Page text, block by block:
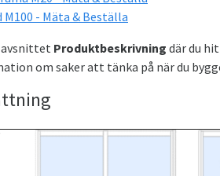
M100 - Mäta & Beställa
avsnittet Produktbeskrivning där du
om saker att tänka på när du